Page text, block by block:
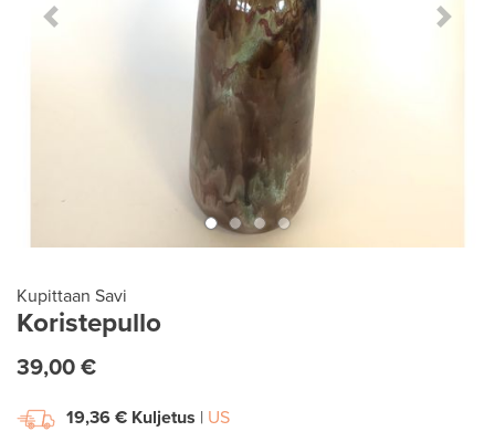
Previous Slide Next
Kupittaan Savi
Koristepullo
39,00 €
19,36 € Kuljetus | US